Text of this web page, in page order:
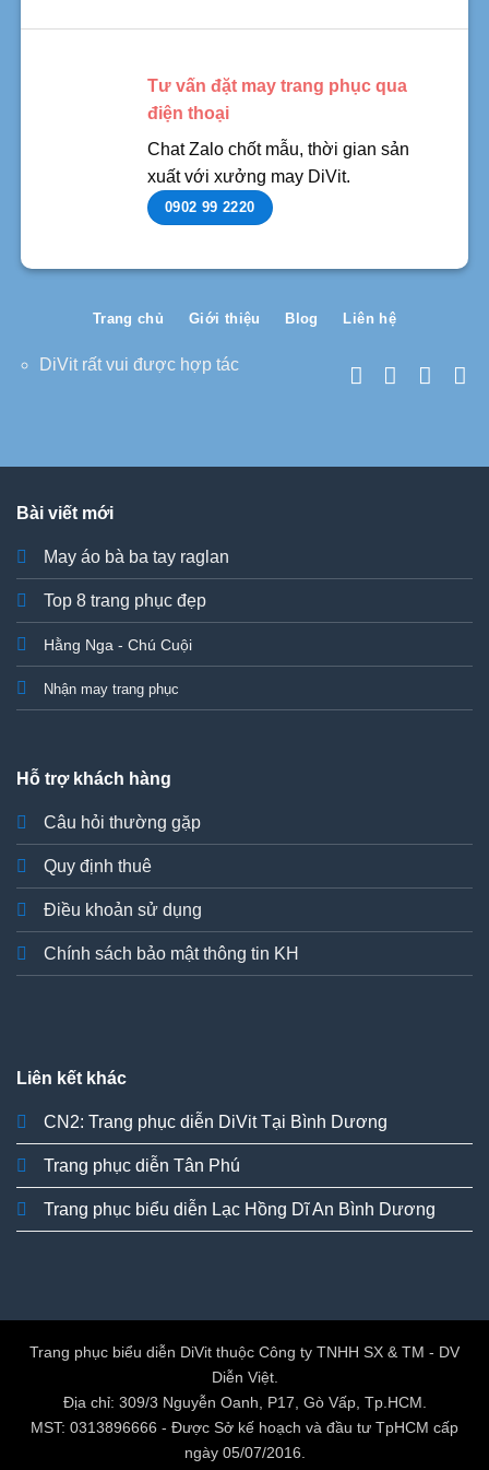
Tư vấn đặt may trang phục qua
điện thoại
Chat Zalo chốt mẫu, thời gian sản
xuất với xưởng may DiVit.
0902 99 2220
DiVit rất vui được hợp tác
Trang chủ Giới thiệu Blog Liên hệ
Bài viết mới
May áo bà ba tay raglan
Top 8 trang phục đẹp
Hằng Nga - Chú Cuội
Nhận may trang phục
Hỗ trợ khách hàng
Câu hỏi thường gặp
Quy định thuê
Điều khoản sử dụng
Chính sách bảo mật thông tin KH
Liên kết khác
CN2: Trang phục diễn DiVit Tại Bình Dương
Trang phục diễn Tân Phú
Trang phục biểu diễn Lạc Hồng Dĩ An Bình Dương
Trang phục biểu diễn DiVit thuộc Công ty TNHH SX & TM - DV
Diễn Việt.
Địa chỉ: 309/3 Nguyễn Oanh, P17, Gò Vấp, Tp.HCM.
MST: 0313896666 - Được Sở kế hoạch và đầu tư TpHCM cấp
ngày 05/07/2016.